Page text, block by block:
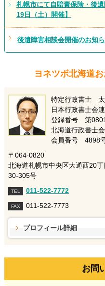
札幌市にて自賠責保険・後
19日（土）開催】
後遺障害相談会開催のお知
ヨネツボ北海道
特定行政書士
日本行政書士会
登録番号 第
北海道行政書士
会員番号 4898
〒064-0820
北海道札幌市中央区大通西20丁
30-305号
TEL 011-522-7772
FAX 011-522-7773
プロフィール詳細
お問